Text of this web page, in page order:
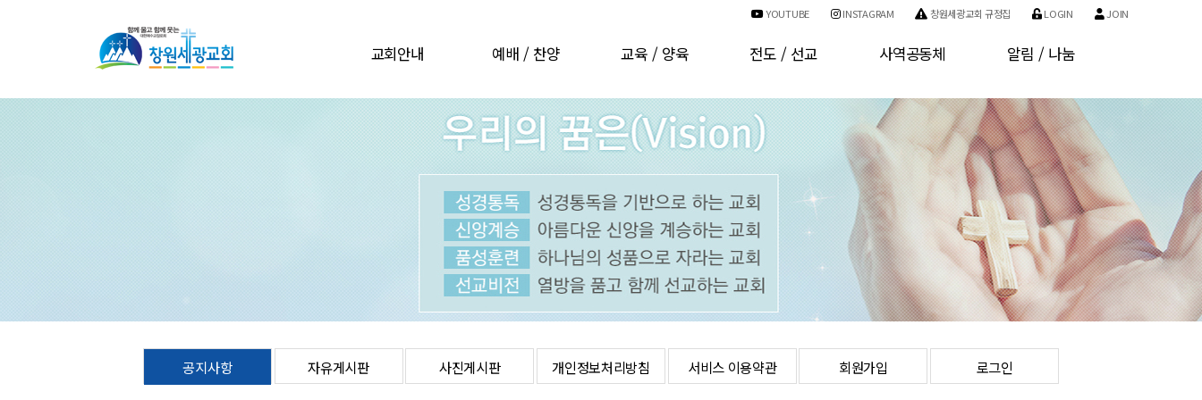
YOUTUBE INSTAGRAM 창원세광교회 규정집 LOGIN JOIN
교회안내
환영인사
교회비전
교회CI
예배 / 찬양
예배시간안내
예배 동영상
경배와찬양
찬양대 자료실
찬양대 자료실(기타)
행사 동영상
온라인주보
교육 / 양육
교회학교
양육과훈련
전도 / 선교
국내선교
해외선교
사역공동체
사역소개
기관소개
구역소개
알림 / 나눔
공지사항
자유게시판
사진게시판
개인정보처리방침
서비스 이용약관
회원가입
로그인
공지사항 자유게시판 사진게시판 개인정보처리방침 서비스 이용약관 회원가입 로그인